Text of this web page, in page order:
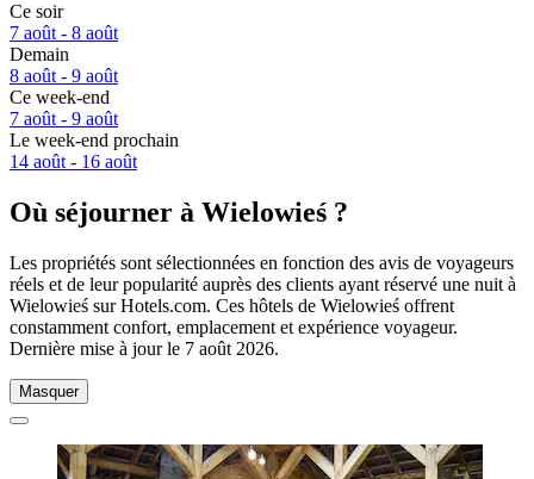
Ce soir
7 août - 8 août
Demain
8 août - 9 août
Ce week-end
7 août - 9 août
Le week-end prochain
14 août - 16 août
Où séjourner à Wielowieś ?
Les propriétés sont sélectionnées en fonction des avis de voyageurs
réels et de leur popularité auprès des clients ayant réservé une nuit à
Wielowieś sur Hotels.com. Ces hôtels de Wielowieś offrent
constamment confort, emplacement et expérience voyageur.
Dernière mise à jour le 7 août 2026.
Masquer